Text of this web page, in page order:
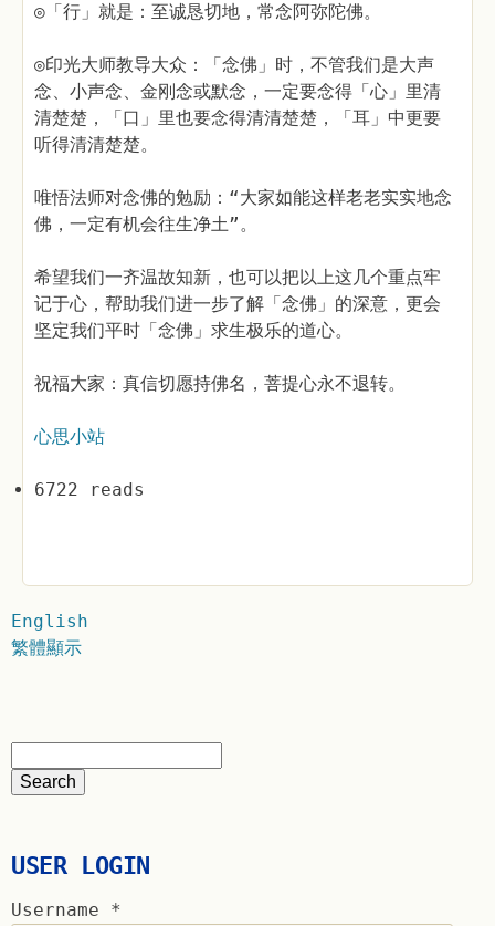
◎「行」就是：至诚恳切地，常念阿弥陀佛。
◎印光大师教导大众：「念佛」时，不管我们是大声
念、小声念、金刚念或默念，一定要念得「心」里清
清楚楚，「口」里也要念得清清楚楚，「耳」中更要
听得清清楚楚。
唯悟法师对念佛的勉励：“大家如能这样老老实实地念
佛，一定有机会往生净土”。
希望我们一齐温故知新，也可以把以上这几个重点牢
记于心，帮助我们进一步了解「念佛」的深意，更会
坚定我们平时「念佛」求生极乐的道心。
祝福大家：真信切愿持佛名，菩提心永不退转。
心思小站
6722 reads
English
繁體顯示
USER LOGIN
Username *